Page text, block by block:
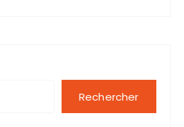
Rechercher